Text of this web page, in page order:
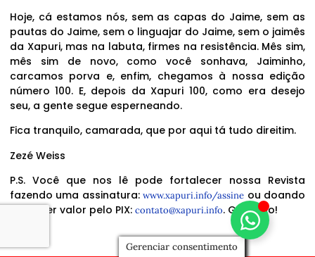
Hoje, cá estamos nós, sem as capas do Jaime, sem as
pautas do Jaime, sem o linguajar do Jaime, sem o jaimês
da Xapuri, mas na labuta, firmes na resistência. Mês sim,
mês sim de novo, como você sonhava, Jaiminho,
carcamos porva e, enfim, chegamos à nossa edição
número 100. E, depois da Xapuri 100, como era desejo
seu, a gente segue esperneando.
Fica tranquilo, camarada, que por aqui tá tudo direitim.
Zezé Weiss
P.S. Você que nos lê pode fortalecer nossa Revista
fazendo uma assinatura:www.xapuri.info/assine ou doando
qualquer valor pelo PIX: contato@xapuri.info. Gratidão!
Gerenciar consentimento